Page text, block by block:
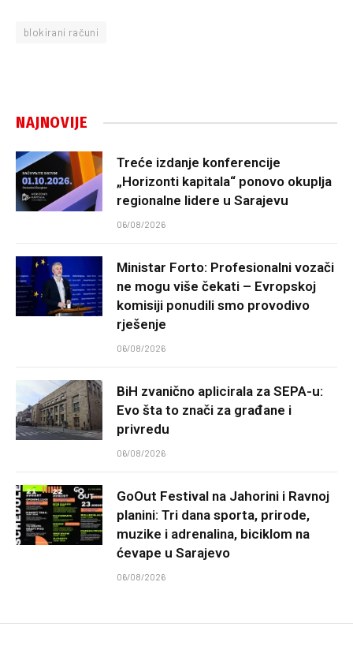
blokirani računi
NAJNOVIJE
Treće izdanje konferencije
„Horizonti kapitala“ ponovo okuplja
regionalne lidere u Sarajevu
06/08/2026
Ministar Forto: Profesionalni vozači
ne mogu više čekati – Evropskoj
komisiji ponudili smo provodivo
rješenje
06/08/2026
BiH zvanično aplicirala za SEPA-u:
Evo šta to znači za građane i
privredu
06/08/2026
GoOut Festival na Jahorini i Ravnoj
planini: Tri dana sporta, prirode,
muzike i adrenalina, biciklom na
ćevape u Sarajevo
06/08/2026